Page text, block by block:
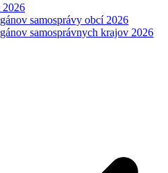
2026
samosprávy obcí 2026
samosprávnych krajov 2026